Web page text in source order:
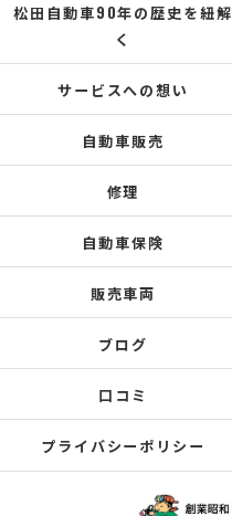
松田自動車90年の歴史を紐解
く
サービスへの想い
自動車販売
修理
自動車保険
販売車両
ブログ
口コミ
プライバシーポリシー